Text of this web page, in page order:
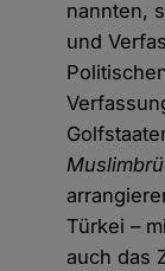
nannten,
und
Türkei –
auch das